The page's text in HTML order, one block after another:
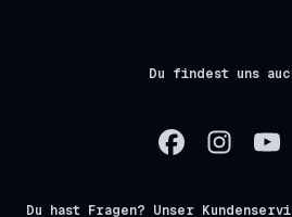
Du findest uns
Du hast Fragen? Unser